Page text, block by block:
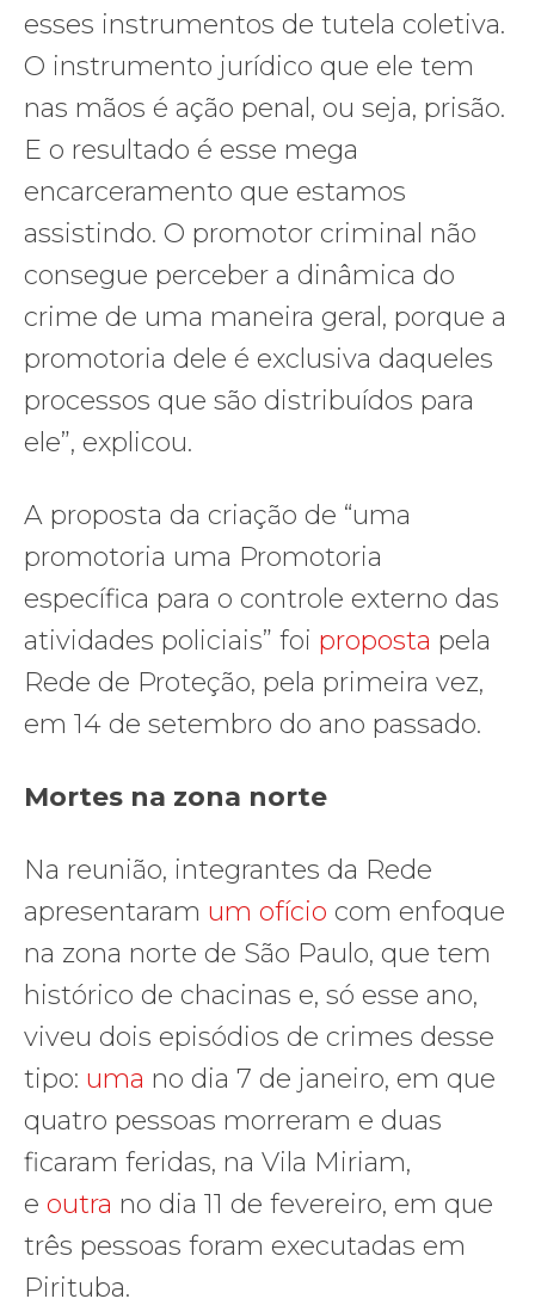
esses instrumentos de tutela coletiva.
O instrumento jurídico que ele tem
nas mãos é ação penal, ou seja, prisão.
E o resultado é esse mega
encarceramento que estamos
assistindo. O promotor criminal não
consegue perceber a dinâmica do
crime de uma maneira geral, porque a
promotoria dele é exclusiva daqueles
processos que são distribuídos para
ele”, explicou.
A proposta da criação de “uma
promotoria uma Promotoria
específica para o controle externo das
atividades policiais” foi proposta pela
Rede de Proteção, pela primeira vez,
em 14 de setembro do ano passado.
Mortes na zona norte
Na reunião, integrantes da Rede
apresentaram um ofício com enfoque
na zona norte de São Paulo, que tem
histórico de chacinas e, só esse ano,
viveu dois episódios de crimes desse
tipo: uma no dia 7 de janeiro, em que
quatro pessoas morreram e duas
ficaram feridas, na Vila Miriam,
e outra no dia 11 de fevereiro, em que
três pessoas foram executadas em
Pirituba.